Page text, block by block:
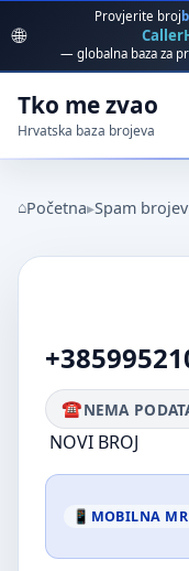
🌐
Provjerite broj
— globalna baza za
Tko me zvao
Hrvatska baza brojeva
Početna Spam
NEMA
NOVI BROJ
MOBILNA